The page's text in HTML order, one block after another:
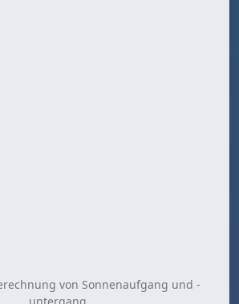
von Sonnenaufgang und -